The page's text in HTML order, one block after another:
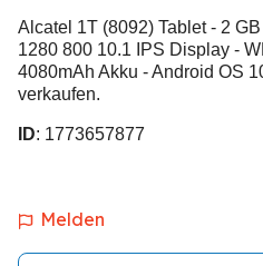
Alcatel 1T (8092) Tablet - 2
1280 800 10.1 IPS Display -
4080mAh Akku - Android OS
verkaufen.
ID: 1773657877
Melden